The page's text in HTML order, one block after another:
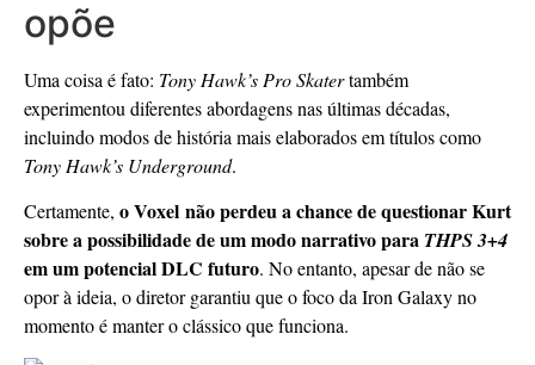
opõe
Uma coisa é fato: Tony Hawk’s Pro Skatertambém
experimentou diferentes abordagens nas últimas décadas,
incluindo modos de história mais elaborados em títulos como
Tony Hawk’s Underground.
Certamente, o Voxel não perdeu a chance de questionar Kurt
sobre a possibilidade de um modo narrativo para THPS 3+4
em um potencial DLC futuro. No entanto, apesar de não se
opor à ideia, o diretor garantiu que o foco da Iron Galaxy no
momento é manter o clássico que funciona.